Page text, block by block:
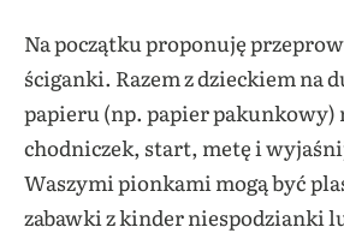
Na początku proponuję
ściganki. Razem z dzieckiem na
papieru (np. papier pakunkowy)
chodniczek, start, metę i
Waszymi pionkami mogą być
zabawki z kinder niespodzianki